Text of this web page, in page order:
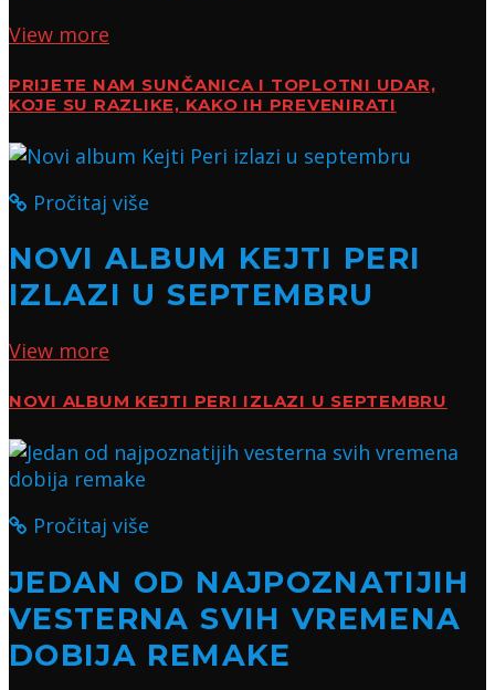
View more
PRIJETE NAM SUNČANICA I TOPLOTNI UDAR,
KOJE SU RAZLIKE, KAKO IH PREVENIRATI
Pročitaj više
NOVI ALBUM KEJTI PERI
IZLAZI U SEPTEMBRU
View more
NOVI ALBUM KEJTI PERI IZLAZI U SEPTEMBRU
Pročitaj više
JEDAN OD NAJPOZNATIJIH
VESTERNA SVIH VREMENA
DOBIJA REMAKE